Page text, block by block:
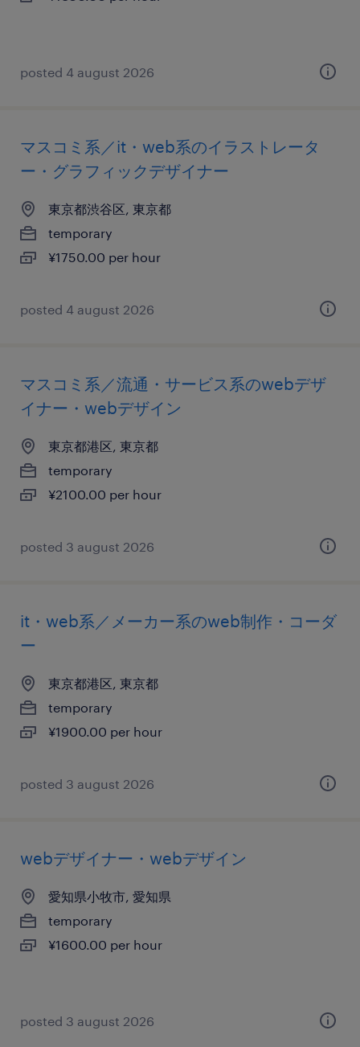
posted 4 august 2026
マスコミ系／it・web系のイラストレータ
ー・グラフィックデザイナー
東京都渋谷区, 東京都
temporary
¥1750.00 per hour
posted 4 august 2026
マスコミ系／流通・サービス系のwebデザ
イナー・webデザイン
東京都港区, 東京都
temporary
¥2100.00 per hour
posted 3 august 2026
it・web系／メーカー系のweb制作・コーダ
ー
東京都港区, 東京都
temporary
¥1900.00 per hour
posted 3 august 2026
webデザイナー・webデザイン
愛知県小牧市, 愛知県
temporary
¥1600.00 per hour
posted 3 august 2026